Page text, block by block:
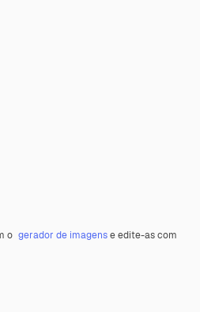
o gerador de imagense edite-as com